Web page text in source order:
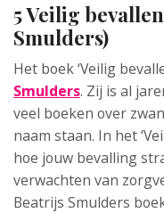
5 Veilig
Smulders)
Het boek ‘Veilig
Smulders. Zij is al
veel boeken over
naam staan. In het
hoe jouw bevalling
verwachten van
Beatrijs Smulders